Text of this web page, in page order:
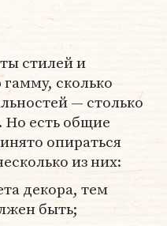
стилей и
сколько
— столько
Но есть общие
опираться
из них:
декора, тем
быть;